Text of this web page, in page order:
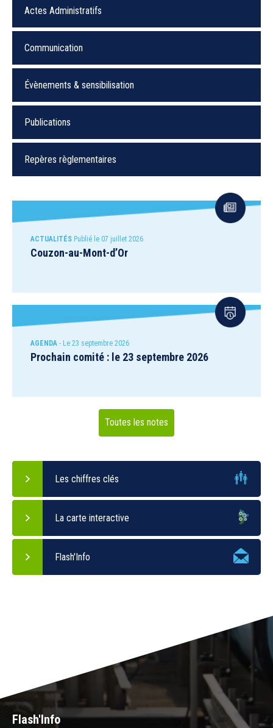
Actes Administratifs
Communication
Évènements & sensibilisation
Publications
Repères règlementaires
ACTUALITÉS Publié le 07 juillet 2026
Couzon-au-Mont-d’Or
AGENDA - Le 23 septembre 2026
Prochain comité : le 23 septembre 2026
Toutes les notes
Les chiffres clés
La carte interactive
Flash'Info
Flash'Info